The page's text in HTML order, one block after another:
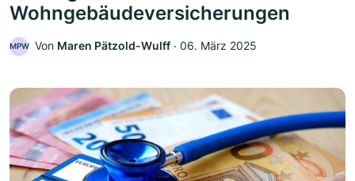
Wohngebäudeversicherungen
MPW Von Maren Pätzold-Wulff ‧ 06. März 2025